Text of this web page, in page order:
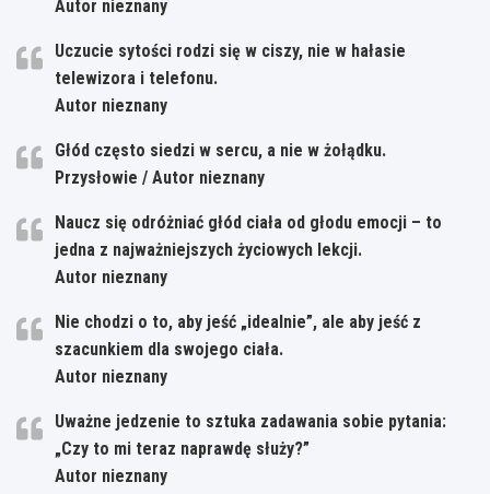
Autor nieznany
Uczucie sytości rodzi się w ciszy, nie w hałasie
telewizora i telefonu.
Autor nieznany
Głód często siedzi w sercu, a nie w żołądku.
Przysłowie / Autor nieznany
Naucz się odróżniać głód ciała od głodu emocji – to
jedna z najważniejszych życiowych lekcji.
Autor nieznany
Nie chodzi o to, aby jeść „idealnie”, ale aby jeść z
szacunkiem dla swojego ciała.
Autor nieznany
Uważne jedzenie to sztuka zadawania sobie pytania:
„Czy to mi teraz naprawdę służy?”
Autor nieznany